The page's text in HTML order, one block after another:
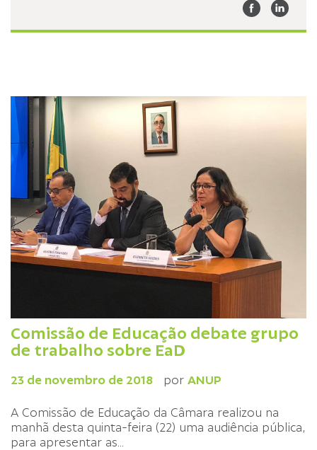
Comissão de Educação debate grupo
de trabalho sobre EaD
23 de novembro de 2018 por ANUP
A Comissão de Educação da Câmara realizou na
manhã desta quinta-feira (22) uma audiência pública,
para apresentar as